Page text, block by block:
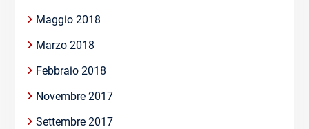
Maggio 2018
Marzo 2018
Febbraio 2018
Novembre 2017
Settembre 2017